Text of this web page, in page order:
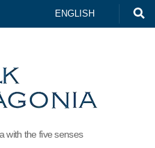
ENGLISH
with the five senses